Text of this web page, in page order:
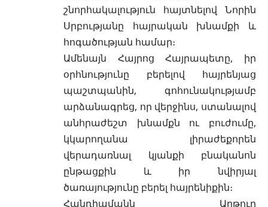
շնորհակալություն հայտնելով Նորին
Սրբությանը հայրական խնամքի և
հոգածության համար։
Ամենայն Հայրոց Հայրապետը, իր
օրհնությունը բերելով հայրենյաց
պաշտպանին, գոհունակությամբ
արձանագրեց, որ վերջինս, ստանալով
անհրաժեշտ խնամքն ու բուժումը,
կկարողանա լիրաժեքորեն
վերադառնալ կյանքի բնականոն
ընթացքին և իր նվիրյալ
ծառայությունը բերել հայրենիքին։
Հանդիպմանն Արթուր